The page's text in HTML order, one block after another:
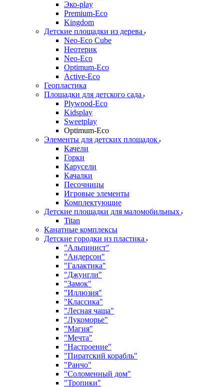
Эко-play
Premium-Eco
Kingdom
Детские площадки из дерева
Neo-Eco Cube
Неотерик
Neo-Eco
Оptimum-Еco
Active-Eco
Геопластика
Площадки для детского сада
Plywood-Eco
Kidsplay
Sweetplay
Оptimum-Еco
Элементы для детских площадок
Качели
Горки
Карусели
Качалки
Песочницы
Игровые элементы
Комплектующие
Детские площадки для маломобильных
Titan
Канатные комплексы
Детские городки из пластика
"Альпинист"
"Андерсон"
"Галактика"
"Джунгли"
"Замок"
"Иллюзия"
"Классика"
"Лесная чаща"
"Лукоморье"
"Магия"
"Мечта"
"Настроение"
"Пиратский корабль"
"Ранчо"
"Соломенный дом"
"Тропики"